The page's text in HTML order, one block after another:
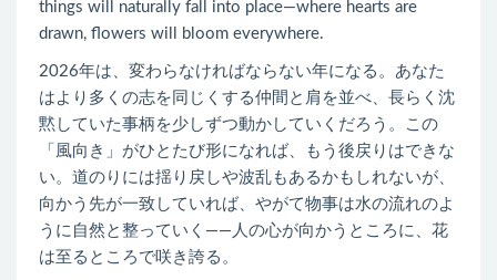
things will naturally fall into place—where hearts are
drawn, flowers will bloom everywhere.
2026年は、変わらなければならない年になる。あなた
はより多くの志を同じくする仲間と肩を並べ、長らく沈
黙していた事柄を少しずつ動かしていくだろう。この
「風向き」がひとたび形になれば、もう後戻りはできな
い。道のりには揺り戻しや波乱もあるかもしれないが、
向かう先が一致していれば、やがて物事は水の流れのよ
うに自然と整っていく――人の心が向かうところに、花
は至るところで咲き誇る。